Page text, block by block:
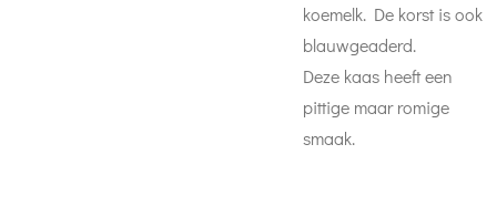
koemelk. De korst is ook
blauwgeaderd.
Deze kaas heeft een
pittige maar romige
smaak.